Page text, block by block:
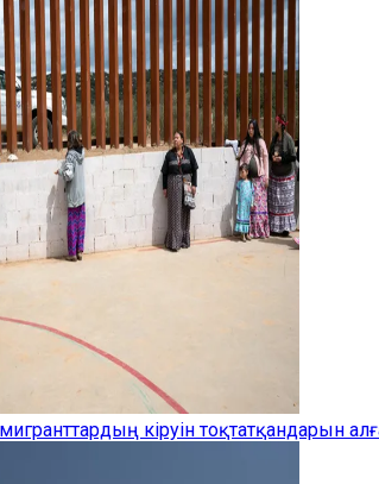
кіруін тоқтатқандарын